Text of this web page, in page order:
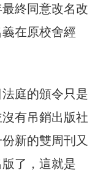
終同意改名改
在原校舍經
庭的頒令只是
沒有吊銷出版社
新的雙周刊又
了，這就是